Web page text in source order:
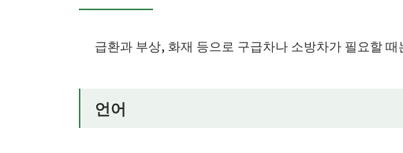
급환과 부상, 화재 등으로 구급차나 소방차가 필요할 때
언어